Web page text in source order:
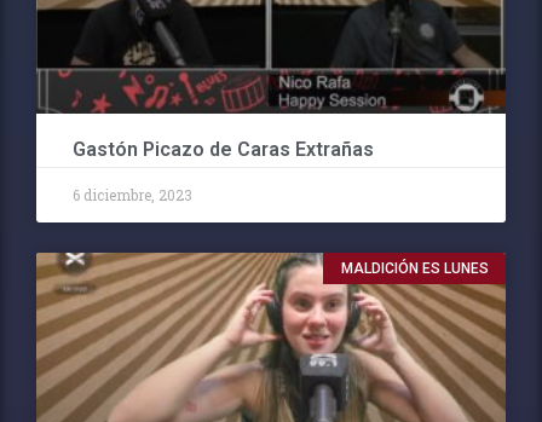
Gastón Picazo de Caras Extrañas
6 diciembre, 2023
MALDICIÓN ES LUNES